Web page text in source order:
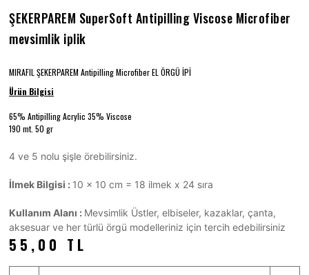
ŞEKERPAREM SuperSoft Antipilling Viscose Microfiber
mevsimlik iplik
MIRAFIL ŞEKERPAREM Antipilling Microfiber EL ÖRGÜ İPİ
Ürün Bilgisi
65% Antipilling Acrylic 35% Viscose
190 mt. 50 gr
4 ve 5 nolu şişle örebilirsiniz.
İlmek Bilgisi : 10 x 10 cm = 18 ilmek x 24 sıra
Kullanım Alanı : Mevsimlik Üstler, elbiseler, kazaklar, çanta,
aksesuar ve her türlü örgü modelleriniz için tercih edebilirsiniz
55,00 TL